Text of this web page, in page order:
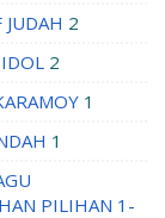
2
2
1
1
PILIHAN 1-